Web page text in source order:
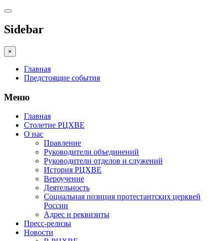
Sidebar
×
Главная
Предстоящие события
Меню
Главная
Столетие РЦХВЕ
О нас
Правление
Руководители объединений
Руководители отделов и служений
История РЦХВЕ
Вероучение
Деятельность
Социальная позиция протестантских церквей
России
Адрес и реквизиты
Пресс-релизы
Новости